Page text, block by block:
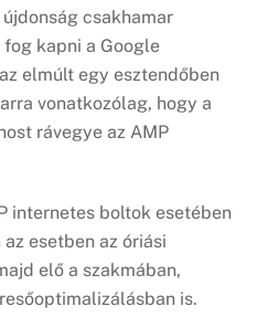
csakhamar
kapni a Google
elmúlt egy esztendőben
vonatkozólag, hogy a
rávegye az AMP
internetes boltok esetében
esetben az óriási
elő a szakmában,
is.